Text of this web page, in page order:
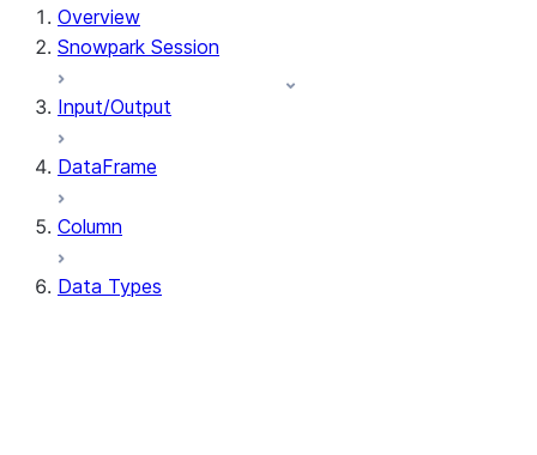
Overview
Snowpark Session
Input/Output
DataFrame
Column
Data Types